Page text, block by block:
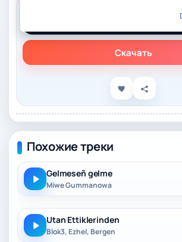
Скачать
Похожие треки
Gelmeseñ gelme
Miwe Gummanowa
Utan Ettiklerinden
Blok3, Ezhel, Bergen